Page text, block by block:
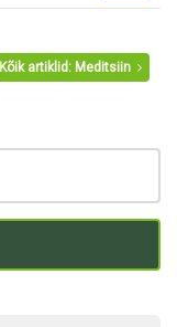
Kõik artiklid: Meditsiin